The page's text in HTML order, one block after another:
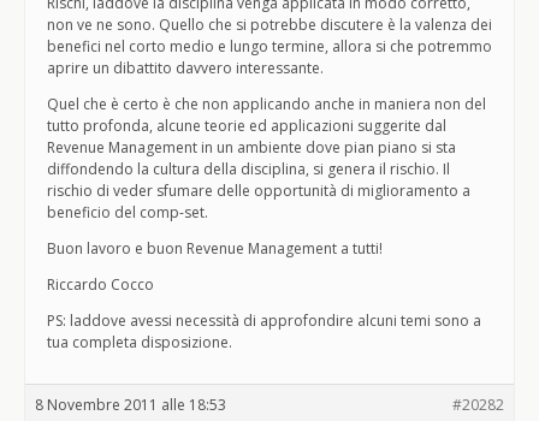
non ve ne sono. Quello che si potrebbe discutere è la valenza dei
benefici nel corto medio e lungo termine, allora si che potremmo
aprire un dibattito davvero interessante.
Quel che è certo è che non applicando anche in maniera non del
tutto profonda, alcune teorie ed applicazioni suggerite dal
Revenue Management in un ambiente dove pian piano si sta
diffondendo la cultura della disciplina, si genera il rischio. Il
rischio di veder sfumare delle opportunità di miglioramento a
beneficio del comp-set.
Buon lavoro e buon Revenue Management a tutti!
Riccardo Cocco
PS: laddove avessi necessità di approfondire alcuni temi sono a
tua completa disposizione.
8 Novembre 2011 alle 18:53 #20282